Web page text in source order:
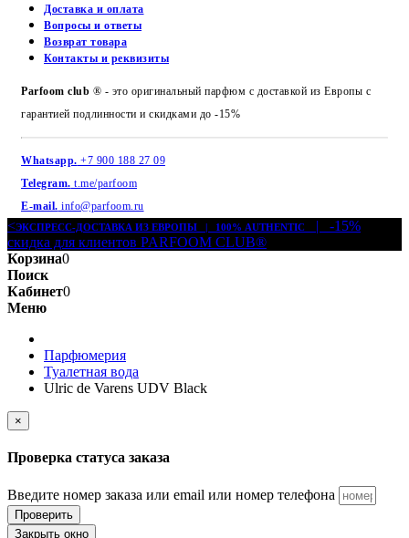
Доставка и оплата
Вопросы и ответы
Возврат товара
Контакты и реквизиты
Parfoom club ® - это оригинальный парфюм с доставкой из Европы с
гарантией подлинности и скидками до -15%
Whatsapp. +7 900 188 27 09
Telegram. t.me/parfoom
E-mail. info@parfoom.ru
<ЭКСПРЕСС-ДОСТАВКА ИЗ ЕВРОПЫ | 100% AUTHENTIC
| -15%
скидка для клиентов PARFOOM CLUB®
Корзина0
Поиск
Кабинет0
Меню
Парфюмерия
Туалетная вода
Ulric de Varens UDV Black
×
Проверка статуса заказа
Введите номер заказа или email или номер телефона
Проверить
Закрыть окно